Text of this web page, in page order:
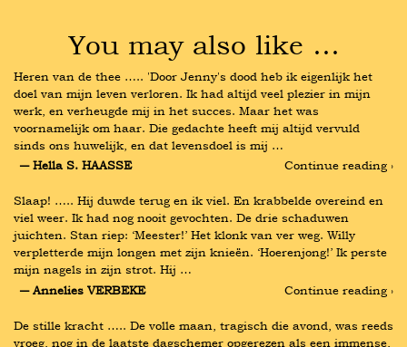
You may also like …
Heren van de thee ….. 'Door Jenny's dood heb ik eigenlijk het
doel van mijn leven verloren. Ik had altijd veel plezier in mijn
werk, en verheugde mij in het succes. Maar het was
voornamelijk om haar. Die gedachte heeft mij altijd vervuld
sinds ons huwelijk, en dat levensdoel is mij …
― Hella S. HAASSE
Continue reading ›
Slaap! ….. Hij duwde terug en ik viel. En krabbelde overeind en
viel weer. Ik had nog nooit gevochten. De drie schaduwen
juichten. Stan riep: ‘Meester!’ Het klonk van ver weg. Willy
verpletterde mijn longen met zijn knieën. ‘Hoerenjong!’ Ik perste
mijn nagels in zijn strot. Hij …
― Annelies VERBEKE
Continue reading ›
De stille kracht ….. De volle maan, tragisch die avond, was reeds
vroeg, nog in de laatste dagschemer opgerezen als een immense,